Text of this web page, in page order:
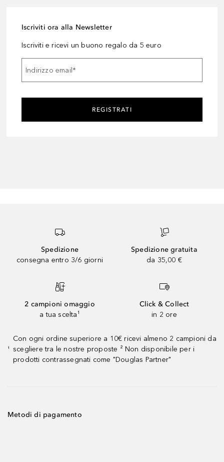
Iscriviti ora alla Newsletter
Iscriviti e ricevi un buono regalo da 5 euro
Indirizzo email *
REGISTRATI
Spedizione
consegna entro 3/6 giorni
Spedizione gratuita
da 35,00 €
2 campioni omaggio
a tua scelta¹
Click & Collect
in 2 ore
¹
Con ogni ordine superiore a 10€ ricevi almeno 2 campioni da
scegliere tra le nostre proposte ² Non disponibile per i
prodotti contrassegnati come "Douglas Partner"
Metodi di pagamento